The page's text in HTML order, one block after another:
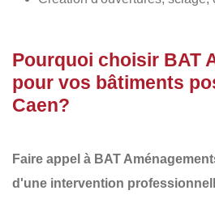
Pourquoi choisir BAT
pour vos bâtiments
Caen?
Faire appel à BAT
d'une intervention